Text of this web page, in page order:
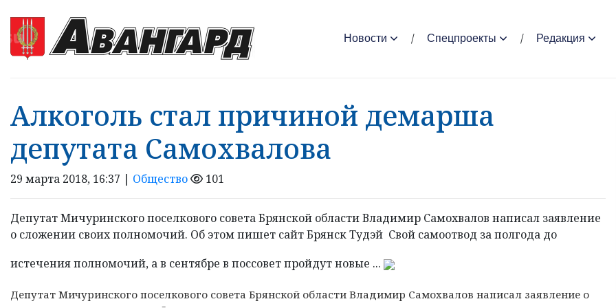
Новости Спецпроекты Редакция
Алкоголь стал причиной демарша
депутата Самохвалова
29 марта 2018, 16:37 | Общество 101
Депутат Мичуринского поселкового совета Брянской области Владимир Самохвалов написал заявление
о сложении своих полномочий. Об этом пишет сайт Брянск Тудэй Свой самоотвод за полгода до
истечения полномочий, а в сентябре в поссовет пройдут новые ...
Депутат Мичуринского поселкового совета Брянской области Владимир Самохвалов написал заявление о